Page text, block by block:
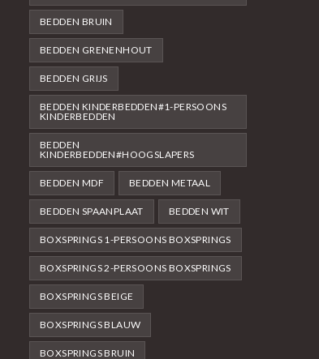
BEDDEN BRUIN
BEDDEN GRENENHOUT
BEDDEN GRIJS
BEDDEN KINDERBEDDEN#1-PERSOONS
KINDERBEDDEN
BEDDEN
KINDERBEDDEN#HOOGSLAPERS
BEDDEN MDF BEDDEN METAAL
BEDDEN SPAANPLAAT BEDDEN WIT
BOXSPRINGS 1-PERSOONS BOXSPRINGS
BOXSPRINGS 2-PERSOONS BOXSPRINGS
BOXSPRINGS BEIGE
BOXSPRINGS BLAUW
BOXSPRINGS BRUIN